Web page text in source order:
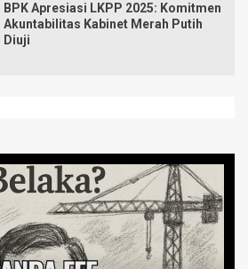
BPK Apresiasi LKPP 2025: Komitmen
Akuntabilitas Kabinet Merah Putih
Diuji